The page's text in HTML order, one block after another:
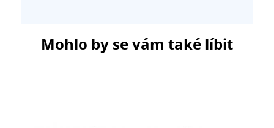
Mohlo by se vám také líbit